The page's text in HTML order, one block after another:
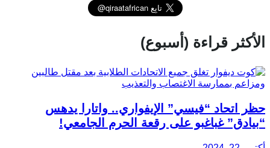
الأكثر قراءة (أسبوع)
حظر اتحاد “فيسي” الإيفواري.. واتارا يدهس
“بيادق” غباغبو على رقعة الحرم الجامعي!